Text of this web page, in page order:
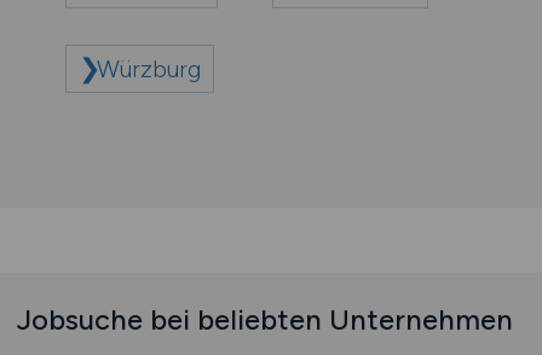
Würzburg
Jobsuche bei beliebten Unternehmen